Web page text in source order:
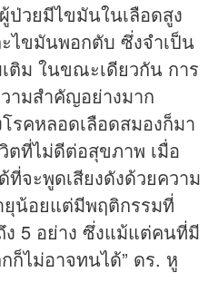
ป่วยมีไขมันในเลือดสูง
ไขมันพอกตับ ซึ่งจำเป็น
ติม ในขณะเดียวกัน การ
ามสำคัญอย่างมาก
รคหลอดเลือดสมองก็มา
ตที่ไม่ดีต่อสุขภาพ เมื่อ
ที่จะพูดเสียงดังด้วยความ
ยุน้อยแต่มีพฤติกรรมที่
ง 5 อย่าง ซึ่งแม้แต่คนที่มี
ก็ไม่อาจทนได้” ดร. หู